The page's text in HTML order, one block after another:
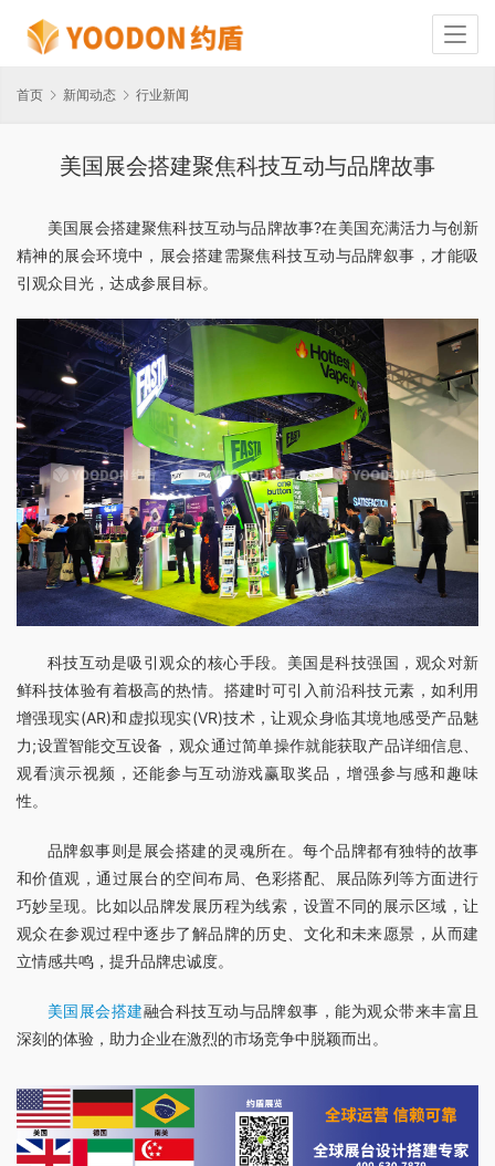
首页 新闻动态 行业新闻
美国展会搭建聚焦科技互动与品牌故事
美国展会搭建聚焦科技互动与品牌故事?在美国充满活力与创新
精神的展会环境中，展会搭建需聚焦科技互动与品牌叙事，才能吸
引观众目光，达成参展目标。
科技互动是吸引观众的核心手段。美国是科技强国，观众对新
鲜科技体验有着极高的热情。搭建时可引入前沿科技元素，如利用
增强现实(AR)和虚拟现实(VR)技术，让观众身临其境地感受产品魅
力;设置智能交互设备，观众通过简单操作就能获取产品详细信息、
观看演示视频，还能参与互动游戏赢取奖品，增强参与感和趣味
性。
品牌叙事则是展会搭建的灵魂所在。每个品牌都有独特的故事
和价值观，通过展台的空间布局、色彩搭配、展品陈列等方面进行
巧妙呈现。比如以品牌发展历程为线索，设置不同的展示区域，让
观众在参观过程中逐步了解品牌的历史、文化和未来愿景，从而建
立情感共鸣，提升品牌忠诚度。
美国展会搭建融合科技互动与品牌叙事，能为观众带来丰富且
深刻的体验，助力企业在激烈的市场竞争中脱颖而出。